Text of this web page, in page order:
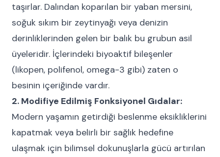
taşırlar. Dalından koparılan bir yaban mersini,
soğuk sıkım bir zeytinyağı veya denizin
derinliklerinden gelen bir balık bu grubun asil
üyeleridir. İçlerindeki biyoaktif bileşenler
(likopen, polifenol, omega-3 gibi) zaten o
besinin içeriğinde vardır.
2. Modifiye Edilmiş Fonksiyonel Gıdalar:
Modern yaşamın getirdiği beslenme eksikliklerini
kapatmak veya belirli bir sağlık hedefine
ulaşmak için bilimsel dokunuşlarla gücü artırılan